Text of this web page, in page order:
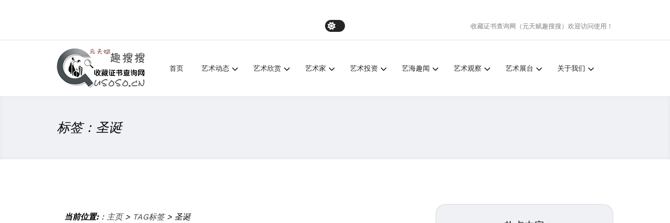
收藏证书查询网（元天赋趣搜搜） 欢迎访问使用！
首页 艺术动态 艺术欣赏 艺术家 艺术投资 艺海趣闻 艺术观察 艺术展台 关于我们
标签：圣诞
当前位置:： 主页> TAG标签> 圣诞